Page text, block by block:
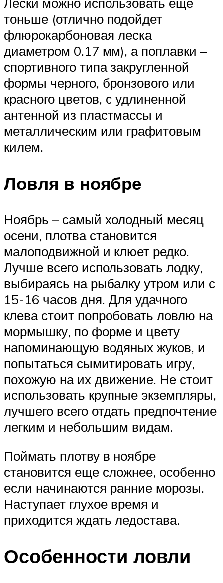
тоньше (отлично подойдет
флюрокарбоновая леска
диаметром 0.17 мм), а поплавки –
спортивного типа закругленной
формы черного, бронзового или
красного цветов, с удлиненной
антенной из пластмассы и
металлическим или графитовым
килем.
Ловля в ноябре
Ноябрь – самый холодный месяц
осени, плотва становится
малоподвижной и клюет редко.
Лучше всего использовать лодку,
выбираясь на рыбалку утром или с
15-16 часов дня. Для удачного
клева стоит попробовать ловлю на
мормышку, по форме и цвету
напоминающую водяных жуков, и
попытаться сымитировать игру,
похожую на их движение. Не стоит
использовать крупные экземпляры,
лучшего всего отдать предпочтение
легким и небольшим видам.
Поймать плотву в ноябре
становится еще сложнее, особенно
если начинаются ранние морозы.
Наступает глухое время и
приходится ждать ледостава.
Особенности ловли